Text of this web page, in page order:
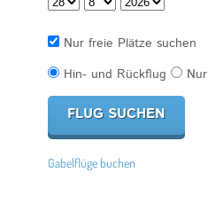
Nur freie Plätze suchen
Hin- und Rückflug
Gabelflüge buchen